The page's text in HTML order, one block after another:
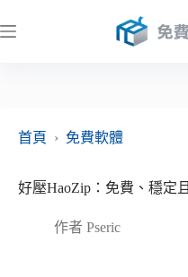
至
首頁
› 免費軟體
好壓HaoZip：免費、穩定
作者 Pseric